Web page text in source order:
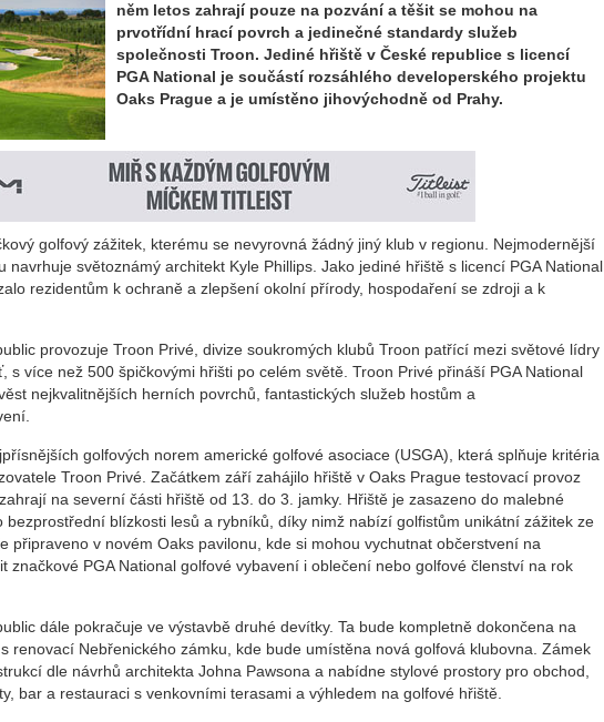
něm letos zahrají pouze na pozvání a těšit se mohou na
prvotřídní hrací povrch a jedinečné standardy služeb
společnosti Troon. Jediné hřiště v České republice s licencí
PGA National je součástí rozsáhlého developerského projektu
Oaks Prague a je umístěno jihovýchodně od Prahy.
golfový zážitek, kterému se nevyrovná žádný jiný klub v regionu. Nejmodernější
navrhuje světoznámý architekt Kyle Phillips. Jako jediné hřiště s licencí PGA National
rezidentům k ochraně a zlepšení okolní přírody, hospodaření se zdroji a k
provozuje Troon Privé, divize soukromých klubů Troon patřící mezi světové lídry
s více než 500 špičkovými hřišti po celém světě. Troon Privé přináší PGA National
nejkvalitnějších herních povrchů, fantastických služeb hostům a
golfových norem americké golfové asociace (USGA), která splňuje kritéria
Troon Privé. Začátkem září zahájilo hřiště v Oaks Prague testovací provoz
na severní části hřiště od 13. do 3. jamky. Hřiště je zasazeno do malebné
bezprostřední blízkosti lesů a rybníků, díky nimž nabízí golfistům unikátní zážitek ze
připraveno v novém Oaks pavilonu, kde si mohou vychutnat občerstvení na
značkové PGA National golfové vybavení i oblečení nebo golfové členství na rok
dále pokračuje ve výstavbě druhé devítky. Ta bude kompletně dokončena na
renovací Nebřenického zámku, kde bude umístěna nová golfová klubovna. Zámek
dle návrhů architekta Johna Pawsona a nabídne stylové prostory pro obchod,
bar a restauraci s venkovními terasami a výhledem na golfové hřiště.